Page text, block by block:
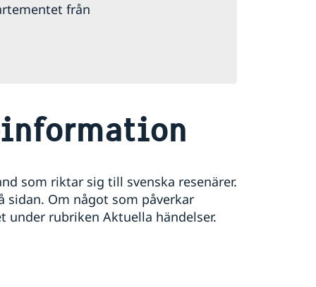
från
som riktar sig till svenska resenärer.
sidan. Om något som påverkar
under rubriken Aktuella händelser.